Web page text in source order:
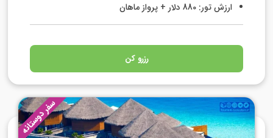
ارزش تور: 880 دلار + پرواز ماهان
رزرو کن
سفر دوستانه